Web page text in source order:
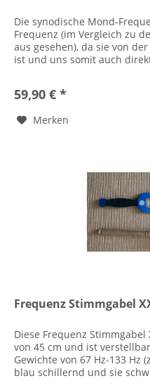
Die synodische Mond-
Frequenz (im Vergleich zu
aus gesehen), da sie von
ist und uns somit auch
59,90 € *
Merken
Frequenz Stimmgabel
Diese Frequenz
von 45 cm und ist
Gewichte von 67 Hz-133 Hz
blau schillernd und sie